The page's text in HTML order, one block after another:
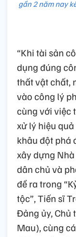
gần 2 năm nay
“Khi tài sản
dụng đúng
thất vật chất,
vào công lý
cùng với việc
xử lý hiệu
khâu đột phá
xây dựng
dân chủ và
đề ra trong
tộc”, Tiến sĩ
Đảng ủy, Chủ
Mau), cùng